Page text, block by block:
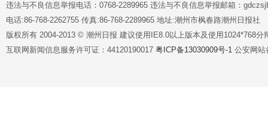
违法与不良信息举报电话：0768-2289965 违法与不良信息举报邮箱：
电话:86-768-2262755 传真:86-768-2289965 地址:潮州市枫春路潮州日报社
版权所有 2004-2013 © 潮州日报 建议使用IE8.0以上版本及使用1024*768分
互联网新闻信息服务许可证：44120190017 粤ICP备13030909号-1 公安网站